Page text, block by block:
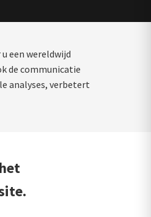
een wereldwijd
de communicatie
analyses, verbetert